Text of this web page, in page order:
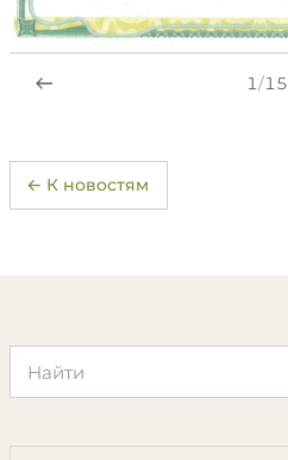
1/15
← К новостям